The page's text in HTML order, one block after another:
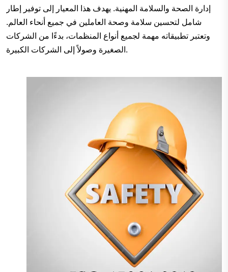
إدارة الصحة والسلامة المهنية. يهدف هذا المعيار إلى توفير إطار
شامل لتحسين سلامة وصحة العاملين في جميع أنحاء العالم.
وتعتبر تطبيقاته مهمة لجميع أنواع المنظمات، بدءًا من الشركات
الصغيرة وصولاً إلى الشركات الكبيرة.